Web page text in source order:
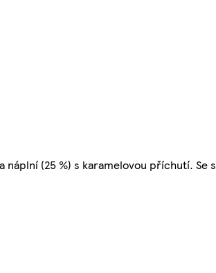
náplní (25 %) s karamelovou příchutí. Se